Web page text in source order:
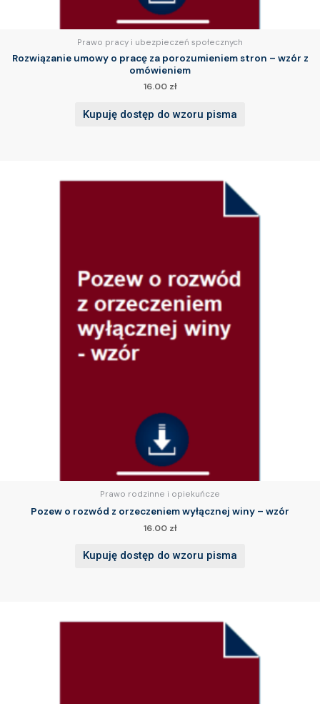
Prawo pracy i ubezpieczeń społecznych
Rozwiązanie umowy o pracę za porozumieniem stron – wzór z
omówieniem
16.00 zł
Kupuję dostęp do wzoru pisma
Prawo rodzinne i opiekuńcze
Pozew o rozwód z orzeczeniem wyłącznej winy – wzór
16.00 zł
Kupuję dostęp do wzoru pisma